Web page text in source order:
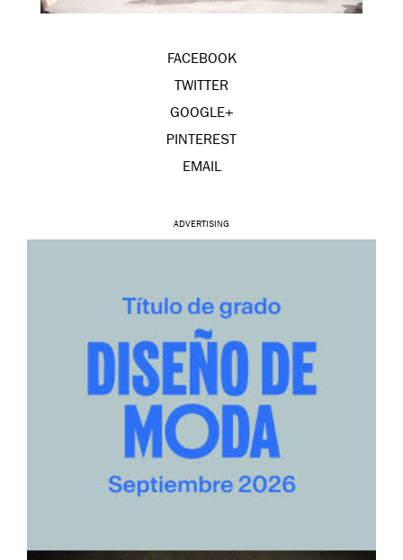
FACEBOOK
TWITTER
GOOGLE+
PINTEREST
EMAIL
ADVERTISING